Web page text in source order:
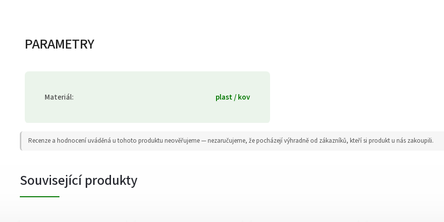
PARAMETRY
Materiál: plast / kov
Recenze a hodnocení uváděná u tohoto produktu neověřujeme — nezaručujeme, že pocházejí výhradně od zákazníků, kteří si produkt u nás zakoupili.
Související produkty